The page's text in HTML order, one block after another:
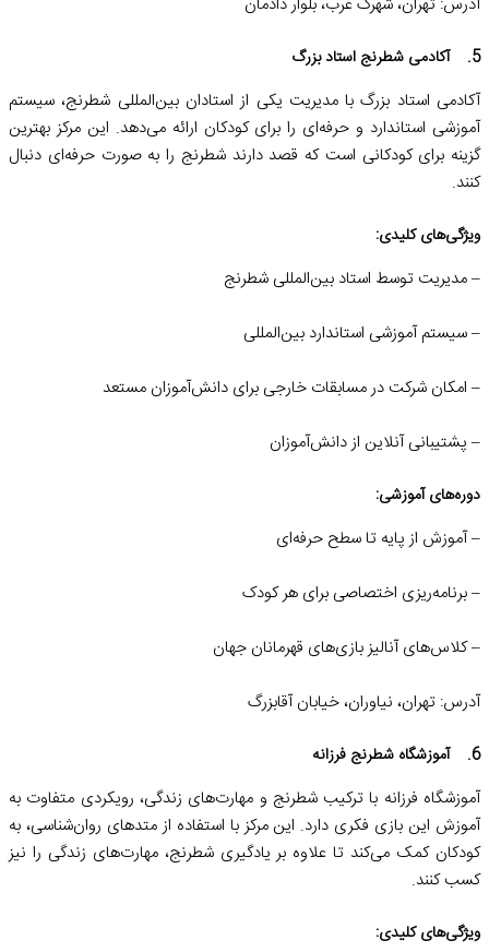
5. آکادمی شطرنج استاد بزرگ
آکادمی استاد بزرگ با مدیریت یکی از استادان بین‌المللی شطرنج، سیستم
آموزشی استاندارد و حرفه‌ای را برای کودکان ارائه می‌دهد. این مرکز بهترین
گزینه برای کودکانی است که قصد دارند شطرنج را به صورت حرفه‌ای دنبال
کنند.
ویژگی‌های کلیدی:
– مدیریت توسط استاد بین‌المللی شطرنج
– سیستم آموزشی استاندارد بین‌المللی
– امکان شرکت در مسابقات خارجی برای دانش‌آموزان مستعد
– پشتیبانی آنلاین از دانش‌آموزان
دوره‌های آموزشی:
– آموزش از پایه تا سطح حرفه‌ای
– برنامه‌ریزی اختصاصی برای هر کودک
– کلاس‌های آنالیز بازی‌های قهرمانان جهان
آدرس: تهران، نیاوران، خیابان آقابزرگ
6. آموزشگاه شطرنج فرزانه
آموزشگاه فرزانه با ترکیب شطرنج و مهارت‌های زندگی، رویکردی متفاوت به
آموزش این بازی فکری دارد. این مرکز با استفاده از متدهای روان‌شناسی، به
کودکان کمک می‌کند تا علاوه بر یادگیری شطرنج، مهارت‌های زندگی را نیز
کسب کنند.
ویژگی‌های کلیدی: